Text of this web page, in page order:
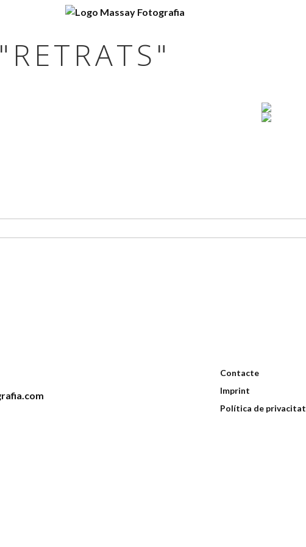
Contacte
Imprint
Política de privacitat